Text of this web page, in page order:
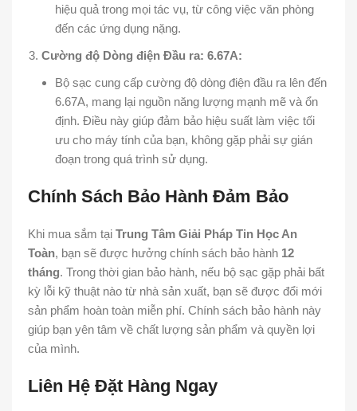
hiệu quả trong mọi tác vụ, từ công việc văn phòng
đến các ứng dụng nặng.
Cường độ Dòng điện Đầu ra: 6.67A:
Bộ sạc cung cấp cường độ dòng điện đầu ra lên đến
6.67A, mang lại nguồn năng lượng mạnh mẽ và ổn
định. Điều này giúp đảm bảo hiệu suất làm việc tối
ưu cho máy tính của bạn, không gặp phải sự gián
đoạn trong quá trình sử dụng.
Chính Sách Bảo Hành Đảm Bảo
Khi mua sắm tại Trung Tâm Giải Pháp Tin Học An
Toàn, bạn sẽ được hưởng chính sách bảo hành 12
tháng. Trong thời gian bảo hành, nếu bộ sạc gặp phải bất
kỳ lỗi kỹ thuật nào từ nhà sản xuất, bạn sẽ được đổi mới
sản phẩm hoàn toàn miễn phí. Chính sách bảo hành này
giúp bạn yên tâm về chất lượng sản phẩm và quyền lợi
của mình.
Liên Hệ Đặt Hàng Ngay